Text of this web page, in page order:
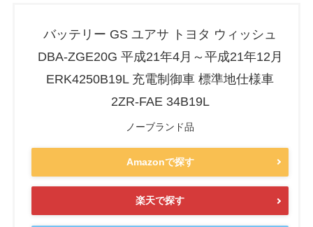
バッテリー GS ユアサ トヨタ ウィッシュ
DBA-ZGE20G 平成21年4月～平成21年12月
ERK4250B19L 充電制御車 標準地仕様車
2ZR-FAE 34B19L
ノーブランド品
Amazonで探す
楽天で探す